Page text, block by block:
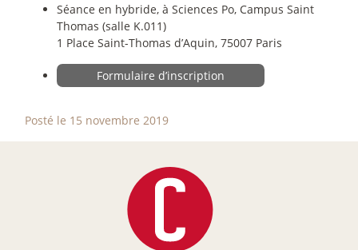
Séance en hybride, à Sciences Po, Campus Saint
Thomas (salle K.011)
1 Place Saint-Thomas d’Aquin, 75007 Paris
Formulaire d’inscription
Posté le 15 novembre 2019